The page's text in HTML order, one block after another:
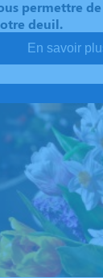
permettre
deuil.
En savoir